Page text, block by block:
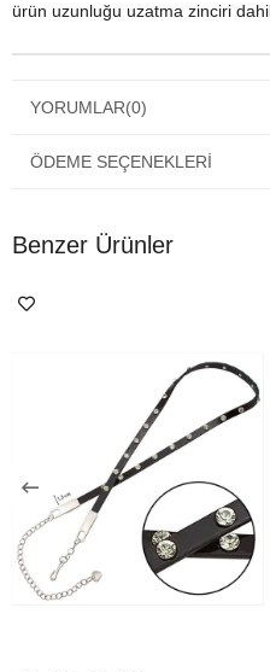
ürün uzunluğu uzatma zinciri
YORUMLAR(0)
ÖDEME SEÇENEKLERI
Benzer Ürünler